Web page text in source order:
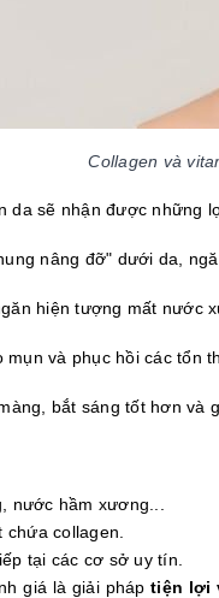
Collagen và
da sẽ nhận được những
nâng đỡ" dưới da,
hiện tượng mất nước
và phục hồi các tổn
bắt sáng tốt hơn và
nước hầm xương...
collagen.
tại các cơ sở uy tín.
giá là giải pháp tiện lợi